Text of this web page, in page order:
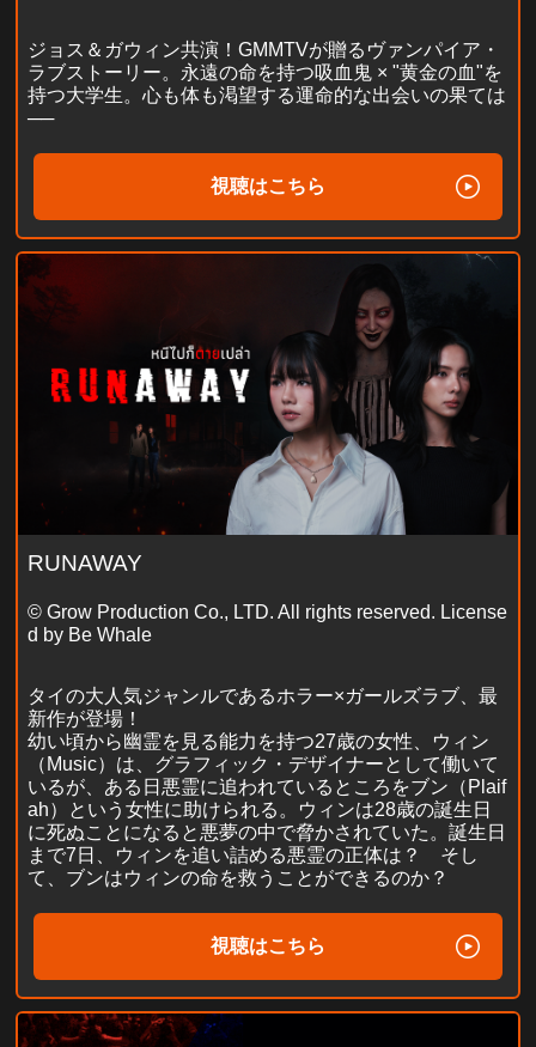
ジョス＆ガウィン共演！GMMTVが贈るヴァンパイア・
ラブストーリー。永遠の命を持つ吸血鬼 × "黄金の血"を
持つ大学生。心も体も渇望する運命的な出会いの果ては
──
視聴はこちら
RUNAWAY
© Grow Production Co., LTD. All rights reserved. License
d by Be Whale
タイの大人気ジャンルであるホラー×ガールズラブ、最
新作が登場！
幼い頃から幽霊を見る能力を持つ27歳の女性、ウィン
（Music）は、グラフィック・デザイナーとして働いて
いるが、ある日悪霊に追われているところをブン（Plaif
ah）という女性に助けられる。ウィンは28歳の誕生日
に死ぬことになると悪夢の中で脅かされていた。誕生日
まで7日、ウィンを追い詰める悪霊の正体は？ そし
て、ブンはウィンの命を救うことができるのか？
視聴はこちら